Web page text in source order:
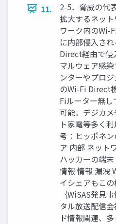
11.
2-5．脅威の代
拡大するネッ
ワーク内のWi-
に内部侵入さ
Direct経由で侵
マルウェア感
ンターやプロ
のWi-Fi Direct
Fiルーター無
可能。デジカ
ト家電等多く
考：ヒッポネ
ア 内部 ネット
ハッカーの端
情報 情報 漏洩
イシェアもこの
｛WiSAS発見
タル放送配信
ド情報関連、